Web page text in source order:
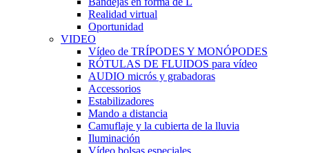
Realidad virtual
Oportunidad
VIDEO
Vídeo de TRÍPODES Y MONÓPODES
RÓTULAS DE FLUIDOS para vídeo
AUDIO micrós y grabadoras
Accessorios
Estabilizadores
Mando a distancia
Camuflaje y la cubierta de la lluvia
Iluminación
Vídeo bolsas especiales